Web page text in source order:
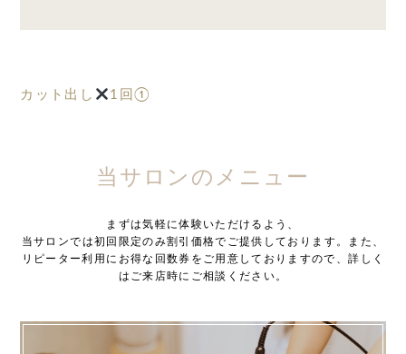
カット出し 1回①
当サロンのメニュー
まずは気軽に体験いただけるよう、
当サロンでは初回限定のみ割引価格でご提供しております。また、
リピーター利用にお得な回数券をご用意しておりますので、詳しく
はご来店時にご相談ください。